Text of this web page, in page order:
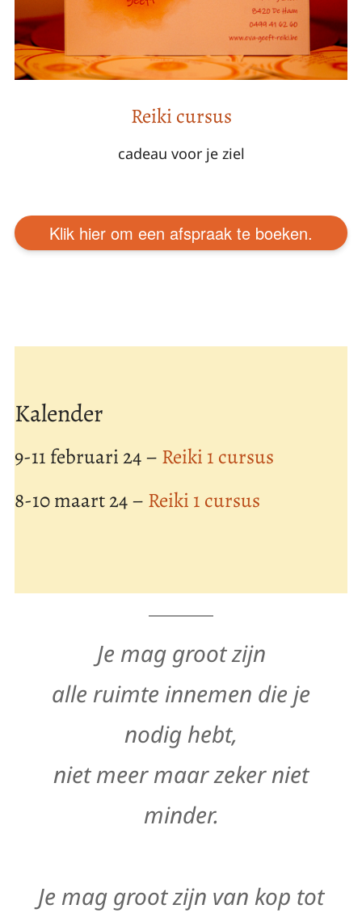
Reiki cursus
cadeau voor je ziel
Klik hier om een afspraak te boeken.
Kalender
9-11 februari 24 – Reiki 1 cursus
8-10 maart 24 – Reiki 1 cursus
Je mag groot zijn
alle ruimte innemen die je
nodig hebt,
niet meer maar zeker niet
minder.
Je mag groot zijn van kop tot